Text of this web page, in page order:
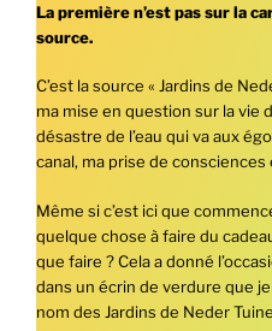
La première n’est pas sur la
source.
C’est la source « Jardins de
ma mise en question sur la vie
désastre de l’eau qui va aux
canal, ma prise de
Même si c’est ici que
quelque chose à faire du
que faire ? Cela a donné
dans un écrin de verdure que
nom des Jardins de Neder